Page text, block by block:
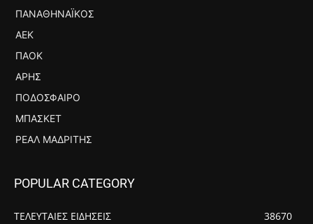
ΠΑΝΑΘΗΝΑΪΚΌΣ
ΑΕΚ
ΠΑΟΚ
ΆΡΗΣ
ΠΟΔΌΣΦΑΙΡΟ
ΜΠΆΣΚΕΤ
ΡΕΆΛ ΜΑΔΡΊΤΗΣ
POPULAR CATEGORY
ΤΕΛΕΥΤΑΙΕΣ ΕΙΔΗΣΕΙΣ
38670